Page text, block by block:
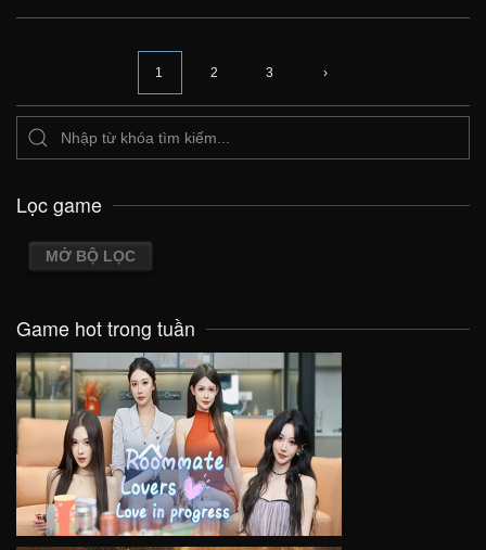
1 2 3 ›
Lọc game
MỞ BỘ LỌC
Game hot trong tuần
VIEW